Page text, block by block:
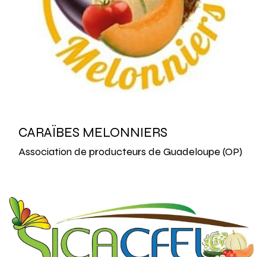
CARAÏBES MELONNIERS
Association de producteurs de Guadeloupe (OP)